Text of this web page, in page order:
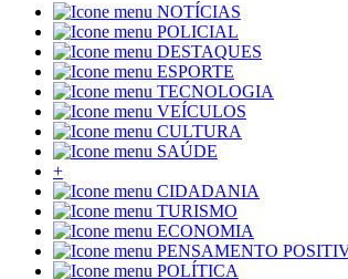
NOTÍCIAS
POLICIAL
DESTAQUES
ESPORTE
TECNOLOGIA
VEÍCULOS
CULTURA
SAÚDE
+
CIDADANIA
TURISMO
ECONOMIA
PENSAMENTO
POLÍTICA